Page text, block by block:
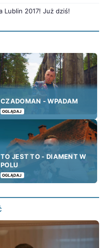
Lublin 2017! Już dziś!
CZADOMAN - WPADAM
OGLĄDAJ
TO JEST TO - DIAMENT W
POLU
OGLĄDAJ